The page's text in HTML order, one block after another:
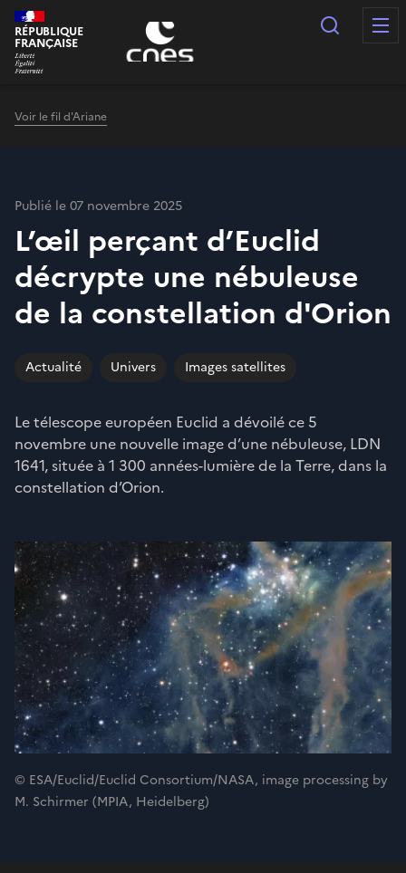
Panneau de gestion des cookies
RÉPUBLIQUE
FRANÇAISE
Voir le fil d'Ariane
Publié le 07 novembre 2025
L’œil perçant d’Euclid
décrypte une nébuleuse
de la constellation d'Orion
Actualité Univers Images satellites
Le télescope européen Euclid a dévoilé ce 5
novembre une nouvelle image d’une nébuleuse, LDN
1641, située à 1 300 années-lumière de la Terre, dans la
constellation d’Orion.
© ESA/Euclid/Euclid Consortium/NASA, image processing by
M. Schirmer (MPIA, Heidelberg)